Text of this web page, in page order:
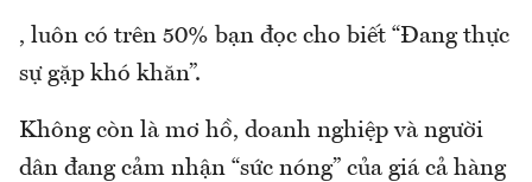
, luôn có trên 50% bạn đọc cho biết “Đang thực
sự gặp khó khăn”.
Không còn là mơ hồ, doanh nghiệp và người
dân đang cảm nhận “sức nóng” của giá cả hàng